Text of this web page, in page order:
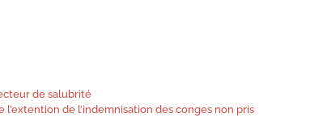
de salubrité
l’extention de l’indemnisation des conges non pris